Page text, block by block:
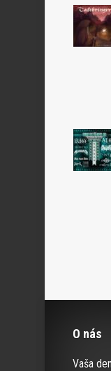
O nás
Vaša